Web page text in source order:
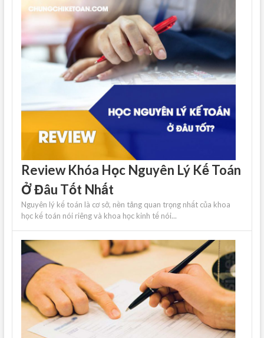
Review Khóa Học Nguyên Lý Kế Toán
Ở Đâu Tốt Nhất
Nguyên lý kế toán là cơ sở, nền tảng quan trọng nhất của khoa
học kế toán nói riêng và khoa học kinh tế nói...